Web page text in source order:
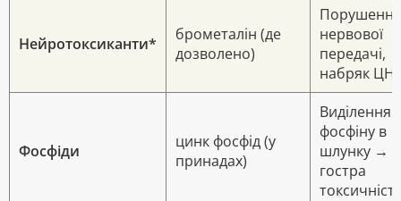
Нейротоксиканти*
брометалін (де
дозволено)
Порушення
нервової
передачі,
набряк
Фосфіди
цинк фосфід (у
принадах)
Виділення
фосфіну в
шлунку →
гостра